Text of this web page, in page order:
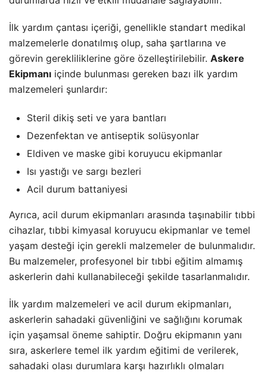
İlk yardım çantası içeriği, genellikle standart medikal
malzemelerle donatılmış olup, saha şartlarına ve
görevin gerekliliklerine göre özelleştirilebilir. Askere
Ekipmanı içinde bulunması gereken bazı ilk yardım
malzemeleri şunlardır:
Steril dikiş seti ve yara bantları
Dezenfektan ve antiseptik solüsyonlar
Eldiven ve maske gibi koruyucu ekipmanlar
Isı yastığı ve sargı bezleri
Acil durum battaniyesi
Ayrıca, acil durum ekipmanları arasında taşınabilir tıbbi
cihazlar, tıbbi kimyasal koruyucu ekipmanlar ve temel
yaşam desteği için gerekli malzemeler de bulunmalıdır.
Bu malzemeler, profesyonel bir tıbbi eğitim almamış
askerlerin dahi kullanabileceği şekilde tasarlanmalıdır.
İlk yardım malzemeleri ve acil durum ekipmanları,
askerlerin sahadaki güvenliğini ve sağlığını korumak
için yaşamsal öneme sahiptir. Doğru ekipmanın yanı
sıra, askerlere temel ilk yardım eğitimi de verilerek,
sahadaki olası durumlara karşı hazırlıklı olmaları